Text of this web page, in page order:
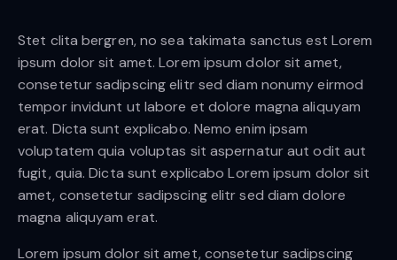
Stet clita bergren, no sea takimata sanctus est Lorem
ipsum dolor sit amet. Lorem ipsum dolor sit amet,
consetetur sadipscing elitr sed diam nonumy eirmod
tempor invidunt ut labore et dolore magna aliquyam
erat. Dicta sunt explicabo. Nemo enim ipsam
voluptatem quia voluptas sit aspernatur aut odit aut
fugit, quia. Dicta sunt explicabo Lorem ipsum dolor sit
amet, consetetur sadipscing elitr sed diam dolore
magna aliquyam erat.
Lorem ipsum dolor sit amet, consetetur sadipscing